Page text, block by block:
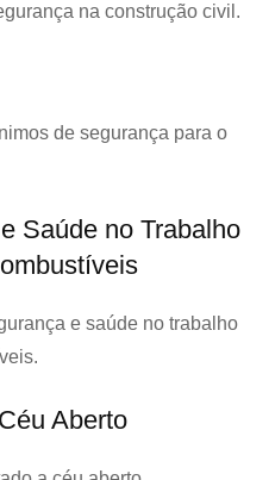
na construção civil.
de segurança para o
Saúde no Trabalho
e saúde no trabalho
Aberto